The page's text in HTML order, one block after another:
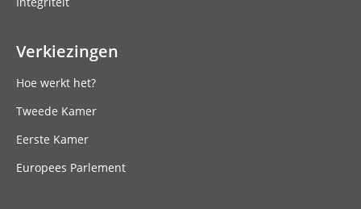
Verkiezingen
Hoe werkt het?
Tweede Kamer
Eerste Kamer
Europees Parlement